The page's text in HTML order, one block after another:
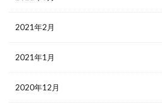
2021年2月
2021年1月
2020年12月